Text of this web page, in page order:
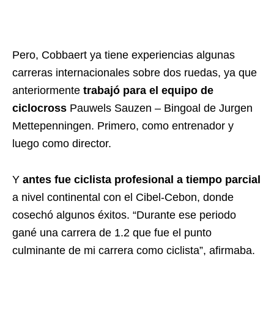
Pero, Cobbaert ya tiene experiencias algunas
carreras internacionales sobre dos ruedas, ya que
anteriormente trabajó para el equipo de
ciclocross Pauwels Sauzen – Bingoal de Jurgen
Mettepenningen. Primero, como entrenador y
luego como director.
Y antes fue ciclista profesional a tiempo parcial
a nivel continental con el Cibel-Cebon, donde
cosechó algunos éxitos. “Durante ese periodo
gané una carrera de 1.2 que fue el punto
culminante de mi carrera como ciclista”, afirmaba.